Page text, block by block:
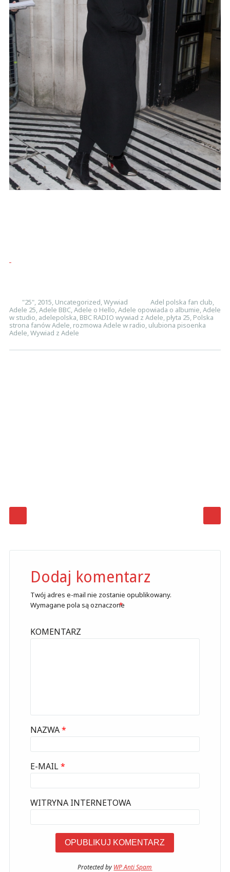
"25", 2015, Uncategorized,Wywiad Adel polska fan club,
Adele 25,Adele BBC,Adele o Hello,Adele opowiada o albumie,Adele
w studio, adelepolska, BBC RADIO wywiad z Adele, płyta 25, Polska
strona fanów Adele, rozmowa Adele w radio, ulubiona pisoenka
Adele,Wywiad z Adele
Post navigation
Dodaj komentarz
Twój adres e-mail nie zostanie opublikowany.
Wymagane pola są oznaczone
*
KOMENTARZ
NAZWA*
E-MAIL*
WITRYNA INTERNETOWA
Protected by WP Anti Spam